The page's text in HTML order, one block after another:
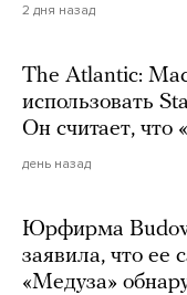
2 дня назад
The Atlantic:
использовать
Он считает, что
день назад
Юрфирма
заявила, что ее
«Медуза»